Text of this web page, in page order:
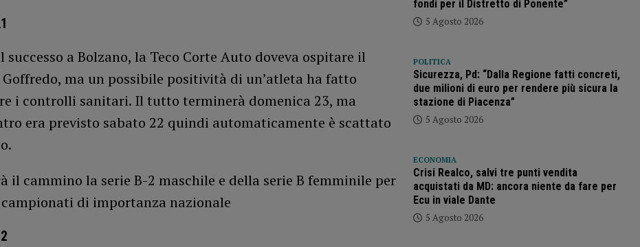
successo a Bolzano, la Teco Corte Auto doveva ospitare il
Goffredo, ma un possibile positività di un’atleta ha fatto
i controlli sanitari. Il tutto terminerà domenica 23, ma
era previsto sabato 22 quindi automaticamente è scattato
il cammino la serie B-2 maschile e della serie B femminile per
di importanza nazionale
fondi per il Distretto di Ponente”
5 Agosto 2026
POLITICA
Sicurezza, Pd: “Dalla Regione fatti concreti,
due milioni di euro per rendere più sicura la
stazione di Piacenza”
5 Agosto 2026
ECONOMIA
Crisi Realco, salvi tre punti vendita
acquistati da MD: ancora niente da fare per
Ecu in viale Dante
5 Agosto 2026